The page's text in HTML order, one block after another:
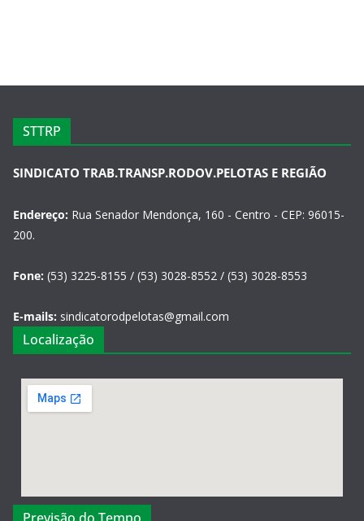
STTRP
SINDICATO TRAB.TRANSP.RODOV.PELOTAS E REGIÃO
Endereço: Rua Senador Mendonça, 160 - Centro - CEP: 96015-
200.
Fone: (53) 3225-8155 / (53) 3028-8552 / (53) 3028-8553
E-mails: sindicatorodpelotas@gmail.com
Localização